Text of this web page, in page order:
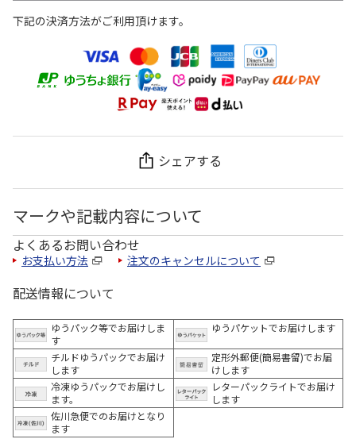
下記の決済方法がご利用頂けます。
シェアする
マークや記載内容について
よくあるお問い合わせ
お支払い方法 注文のキャンセルについて
配送情報について
ゆうパック等でお届けしま
す
ゆうパケットでお届けします
チルドゆうパックでお届け
します
定形外郵便(簡易書留)でお届
けします
冷凍ゆうパックでお届けし
ます。
レターパックライトでお届け
します
佐川急便でのお届けとなり
ます